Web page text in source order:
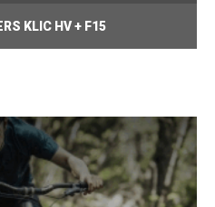
KLIC HV + F15